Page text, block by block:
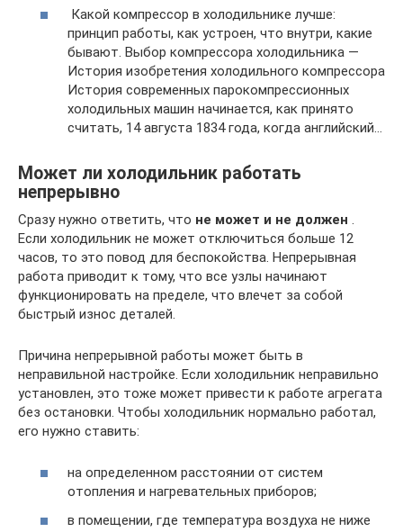
Какой компрессор в холодильнике лучше:
принцип работы, как устроен, что внутри, какие
бывают. Выбор компрессора холодильника —
История изобретения холодильного компрессора
История современных парокомпрессионных
холодильных машин начинается, как принято
считать, 14 августа 1834 года, когда английский…
Может ли холодильник работать
непрерывно
Сразу нужно ответить, что не может и не должен
Если холодильник не может отключиться больше 12
часов, то это повод для беспокойства. Непрерывная
работа приводит к тому, что все узлы начинают
функционировать на пределе, что влечет за собой
быстрый износ деталей.
Причина непрерывной работы может быть в
неправильной настройке. Если холодильник неправильно
установлен, это тоже может привести к работе агрегата
без остановки. Чтобы холодильник нормально работал,
его нужно ставить:
на определенном расстоянии от систем
отопления и нагревательных приборов;
в помещении, где температура воздуха не ниже